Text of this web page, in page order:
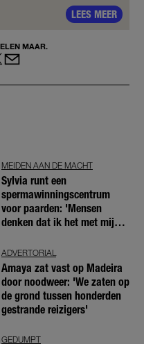
LEES MEER
MAAR.
MEIDEN AAN DE MACHT
Sylvia runt een
spermawinningscentrum
voor paarden: 'Mensen
denken dat ik het met mijn
ADVERTORIAL
Amaya zat vast op Madeira
door noodweer: 'We zaten op
de grond tussen honderden
gestrande reizigers'
GEDUMPT